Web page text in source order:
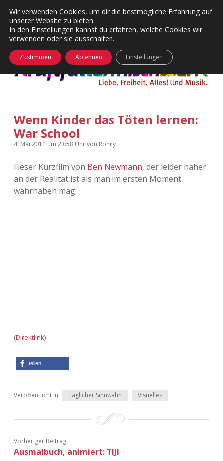
Kategorien
Menü
24 Hours Chilling
Die Wende
KFMW-Disco
kfmw.stuff
Kopfkinomusik
KFMW-Disco
Dates
Contact
Adventskalender
Adventskalender 2010
Adventskalender 2011
Adventskalender 2022
facebook
instagram
rss soundcloud
vimeoBluesky
öffnen
Wenn Kinder das Töten lernen:
War School
4. Mai 2011 um 23:58 Uhrvon Ronny
Fieser Kurzfilm von Ben Newmann, der leider näher
an der Realität ist als man im ersten Moment
wahrhaben mag.
(Direktlink)
teilen
Veröffentlicht in Täglicher Sinnwahn Visuelles
Vorheriger Beitrag
Ausmalbuch, animiert: TIJI
Wir verwenden Cookies, um dir die bestmögliche Erfahrung auf
unserer Website zu bieten.
In den Einstellungen kannst du erfahren, welche Cookies wir
verwenden oder sie ausschalten.
Zustimmen Ablehnen Einstellungen